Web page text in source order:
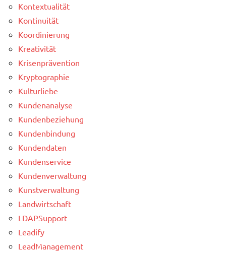
Kontextualität
Kontinuität
Koordinierung
Kreativität
Krisenprävention
Kryptographie
Kulturliebe
Kundenanalyse
Kundenbeziehung
Kundenbindung
Kundendaten
Kundenservice
Kundenverwaltung
Kunstverwaltung
Landwirtschaft
LDAPSupport
Leadify
LeadManagement